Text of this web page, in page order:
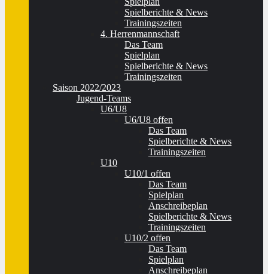
Spielberichte & News
Trainingszeiten
4. Herrenmannschaft
Das Team
Spielplan
Spielberichte & News
Trainingszeiten
Saison 2022/2023
Jugend-Teams
U6/U8
U6/U8 offen
Das Team
Spielberichte & News
Trainingszeiten
U10
U10/1 offen
Das Team
Spielplan
Anschreibeplan
Spielberichte & News
Trainingszeiten
U10/2 offen
Das Team
Spielplan
Anschreibeplan